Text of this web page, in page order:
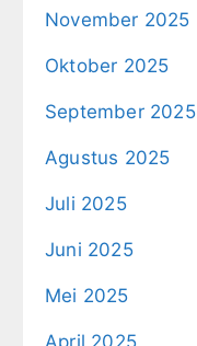
November 2025
Oktober 2025
September 2025
Agustus 2025
Juli 2025
Juni 2025
Mei 2025
April 2025